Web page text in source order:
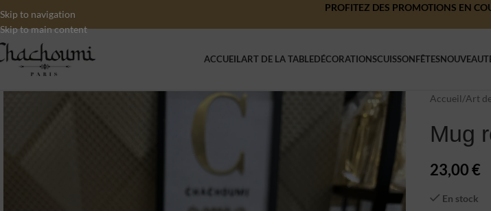
Skip to navigation
Skip to main content
PROFITEZ DES PROMOTIONS EN
ACCUEILART DE LA TABLEDÉCORATIONSCUISSONFÊTES
Accueil/Art
Mug
23,00€
En stock